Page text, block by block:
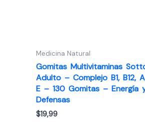
Medicina Natural
Gomitas Multivitaminas
Adulto – Complejo B1, B12,
E – 130 Gomitas – Energía
Defensas
$19,99